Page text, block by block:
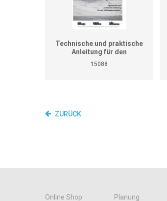
Technische und praktische
Anleitung für den
Heizungsinstallateur (ersetzt
nicht den praktischen
15088
ZURÜCK
Online Shop Planung